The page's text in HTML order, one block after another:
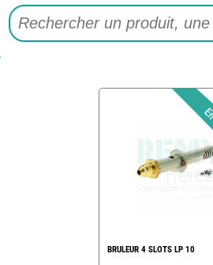
BRULEUR 4 SLOTS LP 10